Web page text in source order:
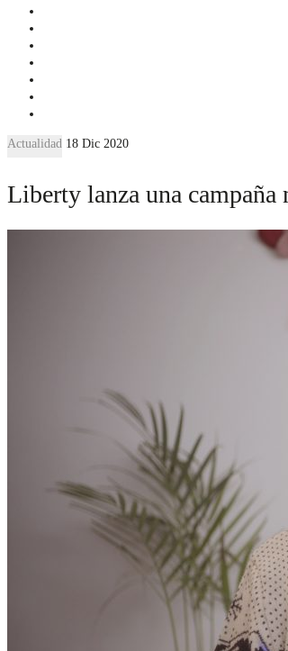
Actualidad 18 Dic 2020
Liberty lanza una campaña